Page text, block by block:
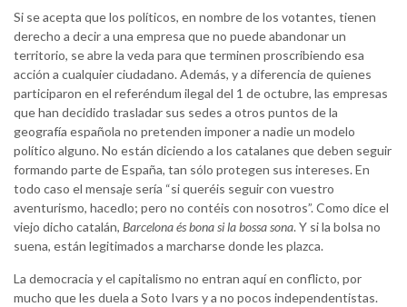
Si se acepta que los políticos, en nombre de los votantes, tienen
derecho a decir a una empresa que no puede abandonar un
territorio, se abre la veda para que terminen proscribiendo esa
acción a cualquier ciudadano. Además, y a diferencia de quienes
participaron en el referéndum ilegal del 1 de octubre, las empresas
que han decidido trasladar sus sedes a otros puntos de la
geografía española no pretenden imponer a nadie un modelo
político alguno. No están diciendo a los catalanes que deben seguir
formando parte de España, tan sólo protegen sus intereses. En
todo caso el mensaje sería “si queréis seguir con vuestro
aventurismo, hacedlo; pero no contéis con nosotros”. Como dice el
viejo dicho catalán, Barcelona és bona si la bossa sona. Y si la bolsa no
suena, están legitimados a marcharse donde les plazca.
La democracia y el capitalismo no entran aquí en conflicto, por
mucho que les duela a Soto Ivars y a no pocos independentistas.